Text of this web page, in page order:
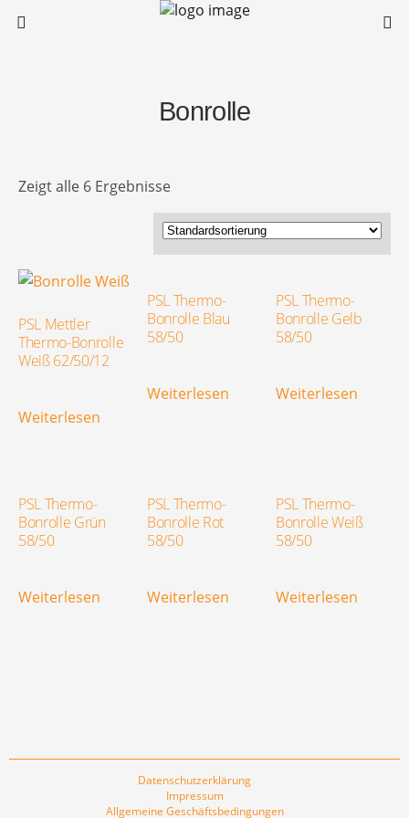
Bonrolle
Zeigt alle 6 Ergebnisse
PSL Mettler
Thermo-Bonrolle
Weiß 62/50/12
Weiterlesen
PSL Thermo-
Bonrolle Blau
58/50
Weiterlesen
PSL Thermo-
Bonrolle Gelb
58/50
Weiterlesen
PSL Thermo-
Bonrolle Grün
58/50
Weiterlesen
PSL Thermo-
Bonrolle Rot
58/50
Weiterlesen
PSL Thermo-
Bonrolle Weiß
58/50
Weiterlesen
Datenschutzerklärung
Impressum
Allgemeine Geschäftsbedingungen